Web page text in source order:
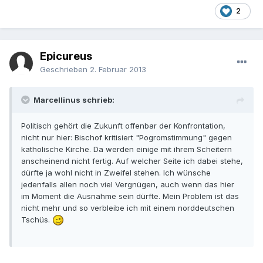
2
Epicureus
Geschrieben 2. Februar 2013
Marcellinus schrieb:
Politisch gehört die Zukunft offenbar der Konfrontation,
nicht nur hier: Bischof kritisiert "Pogromstimmung" gegen
katholische Kirche. Da werden einige mit ihrem Scheitern
anscheinend nicht fertig. Auf welcher Seite ich dabei stehe,
dürfte ja wohl nicht in Zweifel stehen. Ich wünsche
jedenfalls allen noch viel Vergnügen, auch wenn das hier
im Moment die Ausnahme sein dürfte. Mein Problem ist das
nicht mehr und so verbleibe ich mit einem norddeutschen
Tschüs.